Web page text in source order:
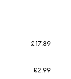
£17.89
£2.99